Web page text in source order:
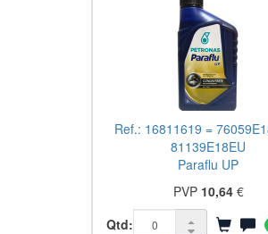
Ref.: 16811619 =
81139E18EU
Paraflu UP
PVP 10,64€
Qtd: